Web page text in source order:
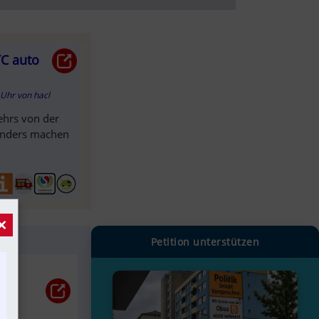
auto
vonhacl
von der
machen
Petition unterstützen